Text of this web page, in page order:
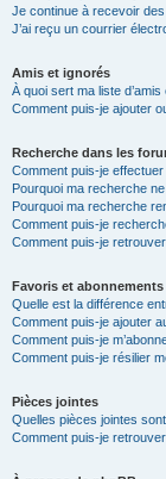
Je continue à recevoir
J’ai reçu un courrier
Amis et ignorés
À quoi sert ma liste d’amis
Comment puis-je ajouter
Recherche dans les
Comment puis-je
Pourquoi ma recherche
Pourquoi ma recherche
Comment puis-je
Comment puis-je
Favoris et abonnements
Quelle est la différence
Comment puis-je ajouter
Comment puis-je
Comment puis-je résilier
Pièces jointes
Quelles pièces jointes
Comment puis-je